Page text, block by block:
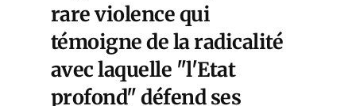
rare violence qui
témoigne de la radicalité
avec laquelle "l'Etat
profond" défend ses